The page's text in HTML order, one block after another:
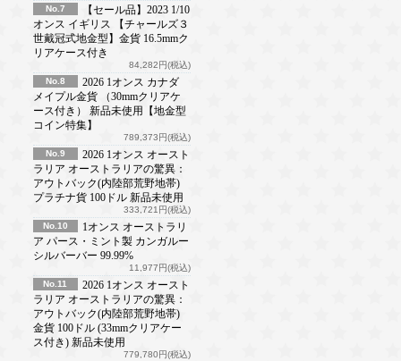
No.7
【セール品】2023 1/10
オンス イギリス 【チャールズ３
世戴冠式地金型】金貨 16.5mmク
リアケース付き
84,282円(税込)
No.8
2026 1オンス カナダ
メイプル金貨 （30mmクリアケ
ース付き） 新品未使用【地金型
コイン特集】
789,373円(税込)
No.9
2026 1オンス オースト
ラリア オーストラリアの驚異：
アウトバック(内陸部荒野地帯)
プラチナ貨 100ドル 新品未使用
333,721円(税込)
No.10
1オンス オーストラリ
ア パース・ミント製 カンガルー
シルバーバー 99.99%
11,977円(税込)
No.11
2026 1オンス オースト
ラリア オーストラリアの驚異：
アウトバック(内陸部荒野地帯)
金貨 100ドル (33mmクリアケー
ス付き) 新品未使用
779,780円(税込)